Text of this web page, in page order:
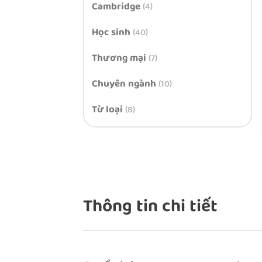
Cambridge(4)
Học sinh (40)
Thương mại (7)
Chuyên ngành (10)
Từ loại (8)
Thông tin chi tiết